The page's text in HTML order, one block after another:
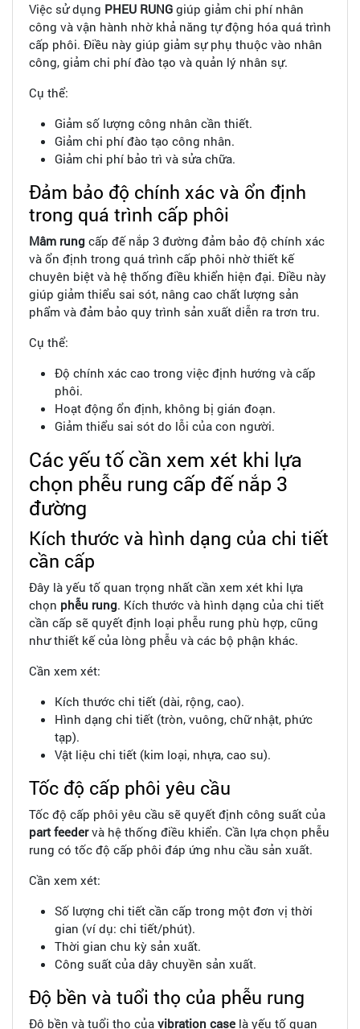
Việc sử dụng PHEU RUNG giúp giảm chi phí nhân
công và vận hành nhờ khả năng tự động hóa quá trình
cấp phôi. Điều này giúp giảm sự phụ thuộc vào nhân
công, giảm chi phí đào tạo và quản lý nhân sự.
Cụ thể:
Giảm số lượng công nhân cần thiết.
Giảm chi phí đào tạo công nhân.
Giảm chi phí bảo trì và sửa chữa.
Đảm bảo độ chính xác và ổn định
trong quá trình cấp phôi
Mâm rung cấp đế nắp 3 đường đảm bảo độ chính xác
và ổn định trong quá trình cấp phôi nhờ thiết kế
chuyên biệt và hệ thống điều khiển hiện đại. Điều này
giúp giảm thiểu sai sót, nâng cao chất lượng sản
phẩm và đảm bảo quy trình sản xuất diễn ra trơn tru.
Cụ thể:
Độ chính xác cao trong việc định hướng và cấp
phôi.
Hoạt động ổn định, không bị gián đoạn.
Giảm thiểu sai sót do lỗi của con người.
Các yếu tố cần xem xét khi lựa
chọn phễu rung cấp đế nắp 3
đường
Kích thước và hình dạng của chi tiết
cần cấp
Đây là yếu tố quan trọng nhất cần xem xét khi lựa
chọn phễu rung. Kích thước và hình dạng của chi tiết
cần cấp sẽ quyết định loại phễu rung phù hợp, cũng
như thiết kế của lòng phễu và các bộ phận khác.
Cần xem xét:
Kích thước chi tiết (dài, rộng, cao).
Hình dạng chi tiết (tròn, vuông, chữ nhật, phức
tạp).
Vật liệu chi tiết (kim loại, nhựa, cao su).
Tốc độ cấp phôi yêu cầu
Tốc độ cấp phôi yêu cầu sẽ quyết định công suất của
part feedervà hệ thống điều khiển. Cần lựa chọn phễu
rung có tốc độ cấp phôi đáp ứng nhu cầu sản xuất.
Cần xem xét:
Số lượng chi tiết cần cấp trong một đơn vị thời
gian (ví dụ: chi tiết/phút).
Thời gian chu kỳ sản xuất.
Công suất của dây chuyền sản xuất.
Độ bền và tuổi thọ của phễu rung
Độ bền và tuổi thọ của vibration case là yếu tố quan